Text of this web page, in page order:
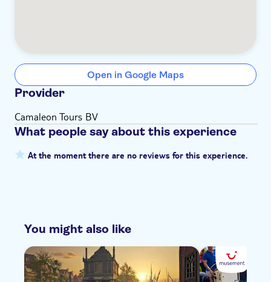
Open in Google Maps
Provider
Camaleon Tours BV
What people say about this experience
At the moment there are no reviews for this experience.
You might also like